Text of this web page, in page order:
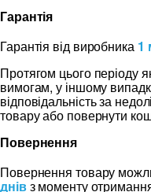
Гарантія
Гарантія від виробника 1
Протягом цього періоду
вимогам, у іншому
відповідальність за
товару або повернути
Повернення
Повернення товару
днівз моменту отримання